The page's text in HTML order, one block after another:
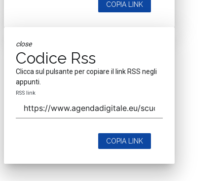
COPIA LINK
close
Codice Rss
Clicca sul pulsante per copiare il link RSS negli
appunti.
RSS link
COPIA LINK